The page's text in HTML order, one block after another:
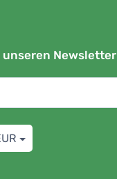
unseren Newsletter